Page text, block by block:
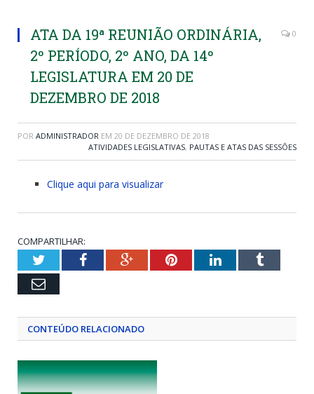
ATA DA 19ª REUNIÃO ORDINÁRIA,
2º PERÍODO, 2º ANO, DA 14º
LEGISLATURA EM 20 DE
DEZEMBRO DE 2018
0
POR ADMINISTRADOR EM 20 DE DEZEMBRO DE 2018
ATIVIDADES LEGISLATIVAS, PAUTAS E ATAS DAS SESSÕES
Clique aqui para visualizar
COMPARTILHAR:
TwitterFacebookGoogle+PinterestLinkedInTumblr
Email
CONTEÚDO RELACIONADO